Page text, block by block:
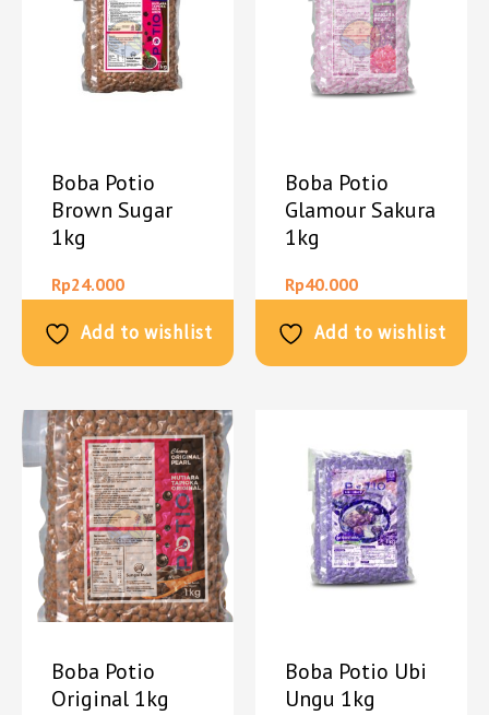
Boba Potio
Brown Sugar
1kg
Rp24.000
Add to wishlist
Boba Potio
Glamour Sakura
1kg
Rp40.000
Add to wishlist
Boba Potio
Original 1kg
Boba Potio Ubi
Ungu 1kg